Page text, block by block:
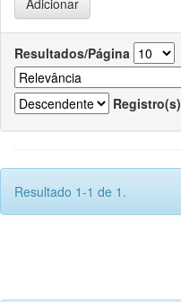
Resultados/Página
Registro(s)
Resultado 1-1 de 1.